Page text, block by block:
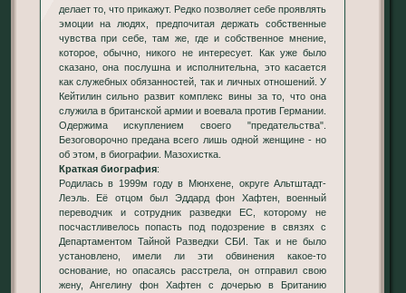
делает то, что прикажут. Редко позволяет себе проявлять
эмоции на людях, предпочитая держать собственные
чувства при себе, там же, где и собственное мнение,
которое, обычно, никого не интересует. Как уже было
сказано, она послушна и исполнительна, это касается
как служебных обязанностей, так и личных отношений. У
Кейтилин сильно развит комплекс вины за то, что она
служила в британской армии и воевала против Германии.
Одержима искуплением своего "предательства".
Безоговорочно предана всего лишь одной женщине - но
об этом, в биографии. Мазохистка.
Краткая биография:
Родилась в 1999м году в Мюнхене, округе Альтштадт-
Леэль. Её отцом был Эддард фон Хафтен, военный
переводчик и сотрудник разведки ЕС, которому не
посчастливелось попасть под подозрение в связях с
Департаментом Тайной Разведки СБИ. Так и не было
установлено, имели ли эти обвинения какое-то
основание, но опасаясь расстрела, он отправил свою
жену, Ангелину фон Хафтен с дочерью в Британию